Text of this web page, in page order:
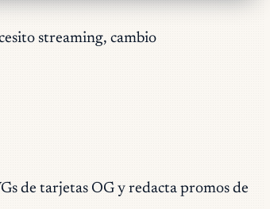
streaming, cambio
de tarjetas OG y redacta promos de